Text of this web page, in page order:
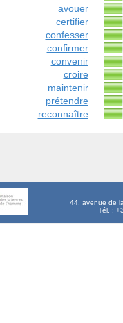
avouer
certifier
confesser
confirmer
convenir
croire
maintenir
prétendre
reconnaître
44, avenue de
Tél. :